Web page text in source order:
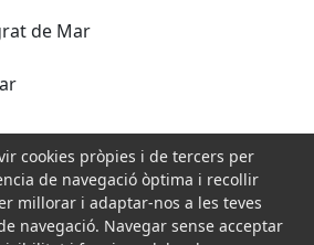
de Mar
cookies pròpies i de tercers per
de navegació òptima i recollir
millorar i adaptar-nos a les teves
navegació. Navegar sense acceptar